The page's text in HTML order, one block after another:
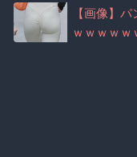
【画像】
ｗｗｗｗｗ